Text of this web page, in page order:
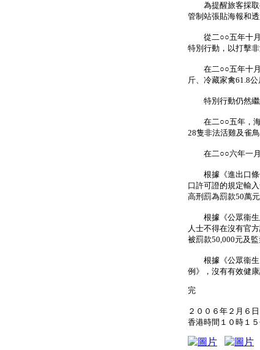
為提醒旅客採取
管制站張貼海報和
從二○○五年十月
特別行動，以打擊非
在二○○五年十月
斤、冷藏家禽61.8公
特別行動仍然繼
在二○○五年，海
28隻非法活雞及雀鳥
在二○○六年一月
根據《進出口條
口許可證的規定輸
高刑罰為罰款50萬元
根據《公眾衞生
人士不得在沒有官
被罰款50,000元及監
根據《公眾衞生
例》，沒有有效健
完
２００６年２月６日
香港時間１０時１